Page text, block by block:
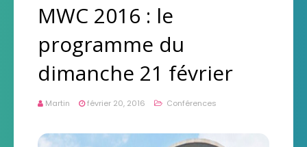
MWC 2016 : le
programme du
dimanche 21 février
Martin février 20, 2016 Conférences